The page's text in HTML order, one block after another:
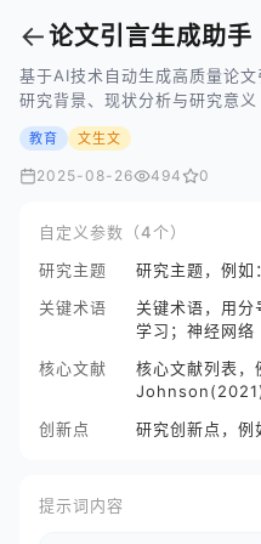
←论文引言生成助手
基于AI技术自动生成高质量论
研究背景、现状分析与研究意义
教育 文生文
2025-08-26 494 0
自定义参数（4个）
研究主题
研究主题，例如
关键术语
关键术语，用分
学习；神经网络
核心文献
核心文献列表
创新点
研究创新点，例
提示词内容